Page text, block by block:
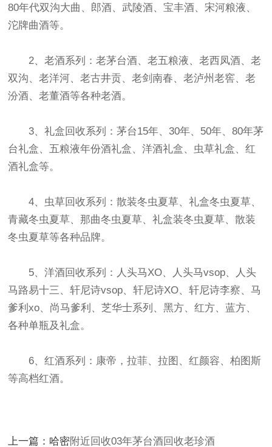
80年代双沟大曲、郎酒、武陵酒、宝丰酒、宋河粮液、
沱牌曲酒等。
2、老酒系列：老茅台酒、老五粮液、老西凤酒、老
双沟、老洋河、老古井贡、老剑南春、老泸州老窖、老
汾酒、老董酒等各种老酒。
3、礼盒回收系列：茅台15年、30年、50年、80年茅
台礼盒、五粮液年份酒礼盒、洋酒礼盒、虫草礼盒、红
酒礼盒等。
4、虫草回收系列：散装冬虫夏草、礼盒冬虫夏草、
青藏冬虫夏草、那曲冬虫夏草、礼盒装冬虫夏草、散装
冬虫夏草等各种品牌。
5、洋酒回收系列：人头马XO、人头马vsop、人头
马路易十三、轩尼诗vsop、轩尼诗XO、轩尼诗李察、马
爹利xo、尚马爹利、芝华士系列、黑方、红方、蓝方、
各种单瓶及礼盒。
6、红酒系列：康帝，拉菲、拉图、红颜容、柏图斯
等高档红酒。
上一篇：哈密附近回收03年茅台酒回收老珍酒